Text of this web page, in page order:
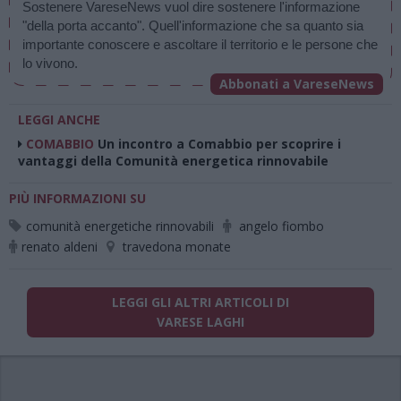
Sostenere VareseNews vuol dire sostenere l'informazione
"della porta accanto". Quell'informazione che sa quanto sia
importante conoscere e ascoltare il territorio e le persone che
lo vivono.
Abbonati a VareseNews
LEGGI ANCHE
COMABBIO Un incontro a Comabbio per scoprire i
vantaggi della Comunità energetica rinnovabile
PIÙ INFORMAZIONI SU
comunità energetiche rinnovabili
angelo fiombo
renato aldeni
travedona monate
LEGGI GLI ALTRI ARTICOLI DI
VARESE LAGHI